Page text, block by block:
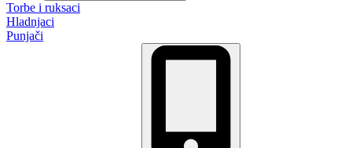
Torbe i ruksaci
Hladnjaci
Punjači